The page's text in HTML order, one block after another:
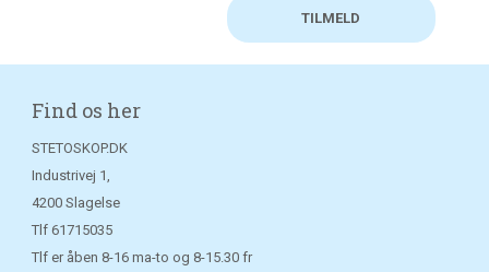
Find os her
STETOSKOP.DK
Industrivej 1,
4200 Slagelse
Tlf 61715035
Tlf er åben 8-16 ma-to og 8-15.30 fr